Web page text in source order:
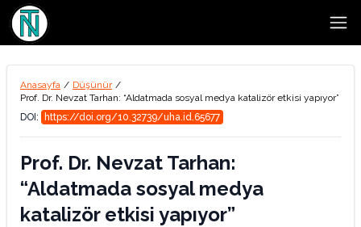
Anasayfa / Düşünür /
Prof. Dr. Nevzat Tarhan: “Aldatmada sosyal medya katalizör etkisi yapıyor”
DOI:
https://doi.org/10.32739/uha.id.65677
Prof. Dr. Nevzat Tarhan:
“Aldatmada sosyal medya
katalizör etkisi yapıyor”